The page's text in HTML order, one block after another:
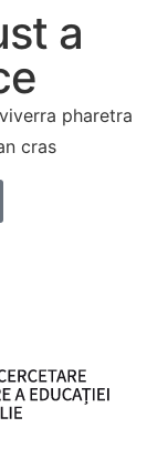
a
pharetra
cras